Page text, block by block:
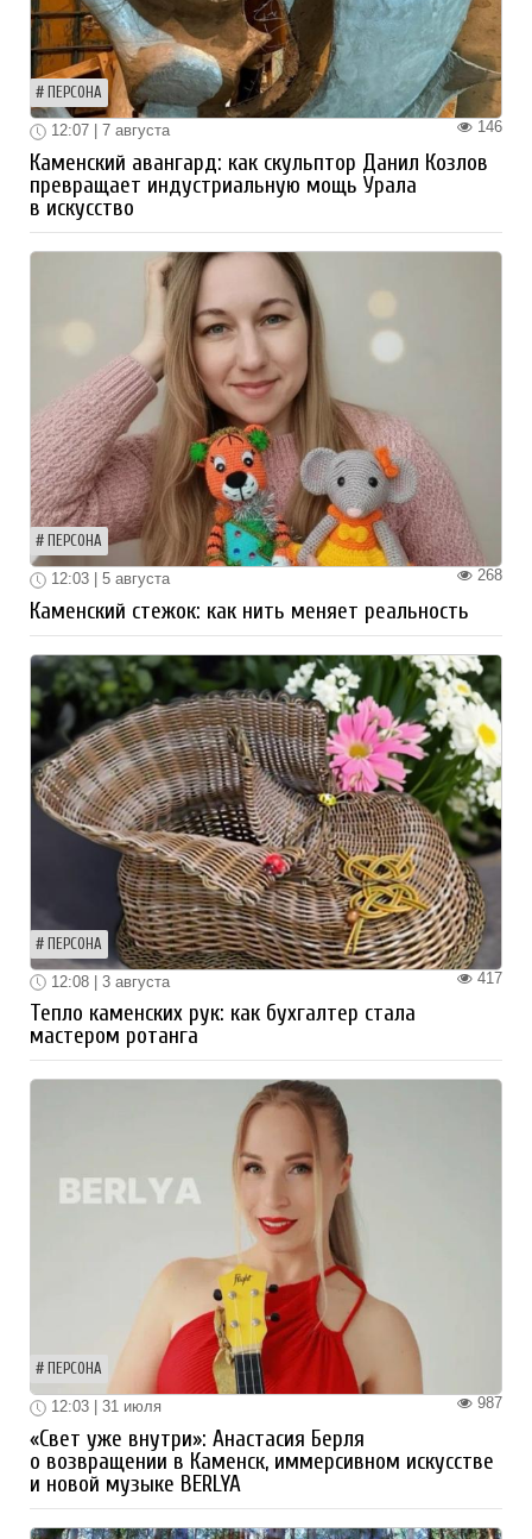
ПЕРСОНА
146
12:07 | 7 августа
Каменский авангард: как скульптор Данил Козлов
превращает индустриальную мощь Урала
в искусство
ПЕРСОНА
268
12:03 | 5 августа
Каменский стежок: как нить меняет реальность
ПЕРСОНА
417
12:08 | 3 августа
Тепло каменских рук: как бухгалтер стала
мастером ротанга
ПЕРСОНА
987
12:03 | 31 июля
«Свет уже внутри»: Анастасия Берля
о возвращении в Каменск, иммерсивном искусстве
и новой музыке BERLYA